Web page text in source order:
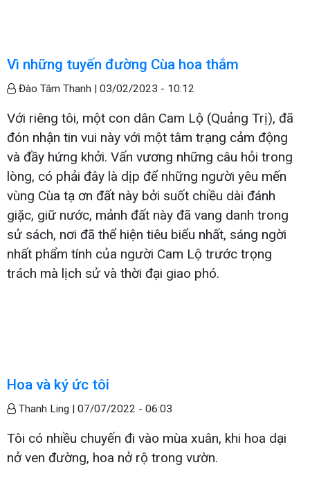
Vì những tuyến đường Cùa hoa thắm
Đào Tâm Thanh | 03/02/2023 - 10:12
Với riêng tôi, một con dân Cam Lộ (Quảng Trị), đã
đón nhận tin vui này với một tâm trạng cảm động
và đầy hứng khởi. Vấn vương những câu hỏi trong
lòng, có phải đây là dịp để những người yêu mến
vùng Cùa tạ ơn đất này bởi suốt chiều dài đánh
giặc, giữ nước, mảnh đất này đã vang danh trong
sử sách, nơi đã thể hiện tiêu biểu nhất, sáng ngời
nhất phẩm tính của người Cam Lộ trước trọng
trách mà lịch sử và thời đại giao phó.
Hoa và ký ức tôi
Thanh Ling | 07/07/2022 - 06:03
Tôi có nhiều chuyến đi vào mùa xuân, khi hoa dại
nở ven đường, hoa nở rộ trong vườn.